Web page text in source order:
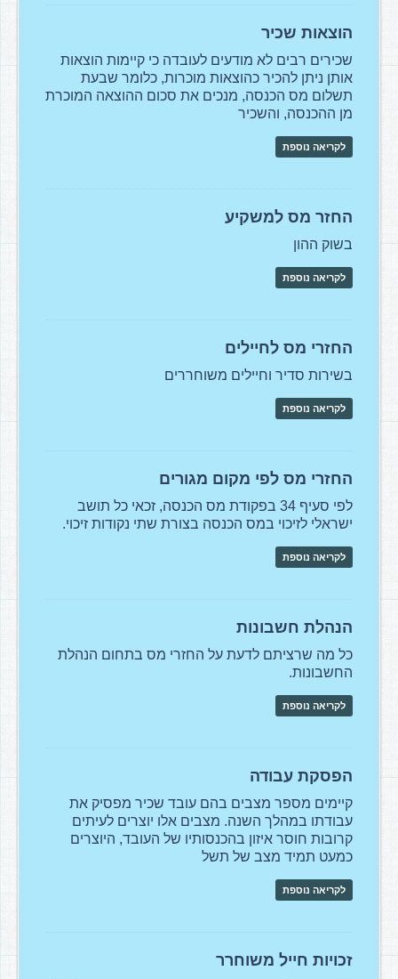
הוצאות שכיר
שכירים רבים לא מודעים לעובדה כי קיימות הוצאות
אותן ניתן להכיר כהוצאות מוכרות, כלומר שבעת
תשלום מס הכנסה, מנכים את סכום ההוצאה המוכרת
מן ההכנסה, והשכיר
לקריאה נוספת
החזר מס למשקיע
בשוק ההון
לקריאה נוספת
החזרי מס לחיילים
בשירות סדיר וחיילים משוחררים
לקריאה נוספת
החזרי מס לפי מקום מגורים
לפי סעיף 34 בפקודת מס הכנסה, זכאי כל תושב
ישראלי לזיכוי במס הכנסה בצורת שתי נקודות זיכוי.
לקריאה נוספת
הנהלת חשבונות
כל מה שרציתם לדעת על החזרי מס בתחום הנהלת
החשבונות.
לקריאה נוספת
הפסקת עבודה
קיימים מספר מצבים בהם עובד שכיר מפסיק את
עבודתו במהלך השנה. מצבים אלו יוצרים לעיתים
קרובות חוסר איזון בהכנסותיו של העובד, היוצרים
כמעט תמיד מצב של תשל
לקריאה נוספת
זכויות חייל משוחרר